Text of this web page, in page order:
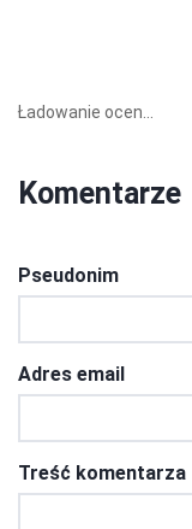
Ładowanie ocen...
Komentarze
Pseudonim
Adres email
Treść komentarza